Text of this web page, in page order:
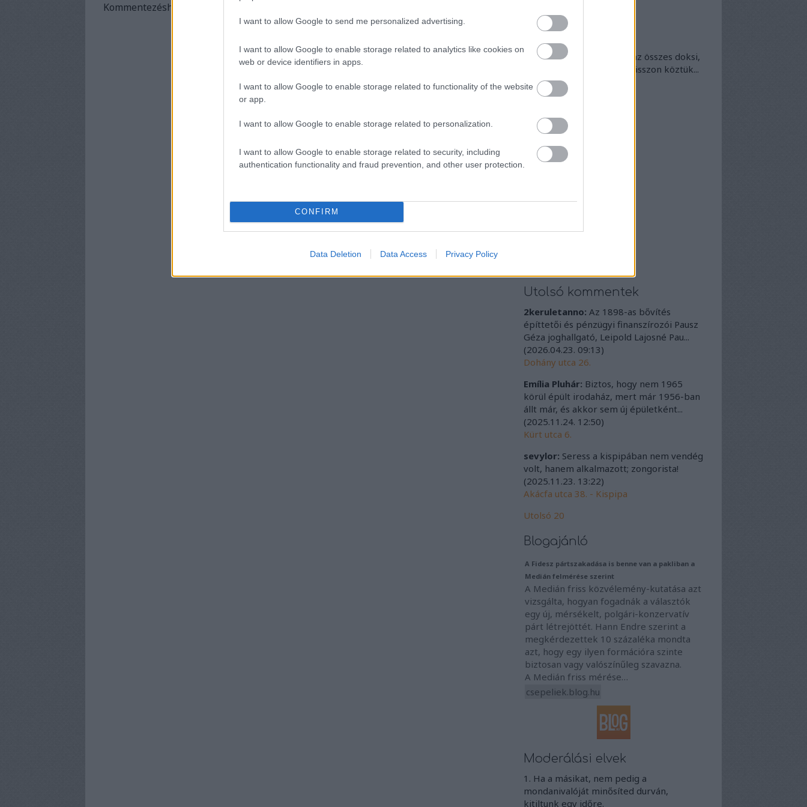
I want to allow Google to send me personalized advertising.
I want to allow Google to enable storage related to analytics like cookies on
web or device identifiers in apps.
I want to allow Google to enable storage related to functionality of the website
or app.
I want to allow Google to enable storage related to personalization.
I want to allow Google to enable storage related to security, including
authentication functionality and fraud prevention, and other user protection.
CONFIRM
Data Deletion Data Access Privacy Policy
Kommentezéshez
Dokumentumtár
Dokumentumok
Itt egyben található meg az összes doksi,
akinek van kedve - bogarásszon köztük...
Archívum
2025 szeptember
2025 április
2025 február
2025 január
2024 október
2024 augusztus
Utolsó kommentek
2keruletanno: Az 1898-as bővítés
építtetői és pénzügyi finanszírozói Pausz
Géza joghallgató, Leipold Lajosné Pau...
(2026.04.23. 09:13)
Dohány utca 26.
Emília Pluhár: Biztos, hogy nem 1965
körül épült irodaház, mert már 1956-ban
állt már, és akkor sem új épületként...
(2025.11.24. 12:50)
Kürt utca 6.
sevylor: Seress a kispipában nem vendég
volt, hanem alkalmazott; zongorista!
(2025.11.23. 13:22)
Akácfa utca 38. - Kispipa
Utolsó 20
Blogajánló
A Fidesz pártszakadása is benne van a pakliban a
Medián felmérése szerint
A Medián friss közvélemény-kutatása azt
vizsgálta, hogyan fogadnák a választók
egy új, mérsékelt, polgári-konzervatív
párt létrejöttét. Hann Endre szerint a
megkérdezettek 10 százaléka mondta
azt, hogy egy ilyen formációra szinte
biztosan vagy valószínűleg szavazna.
A Medián friss mérése…
csepeliek.blog.hu
Moderálási elvek
1. Ha a másikat, nem pedig a
mondanivalóját minősíted durván,
kitiltunk egy időre.